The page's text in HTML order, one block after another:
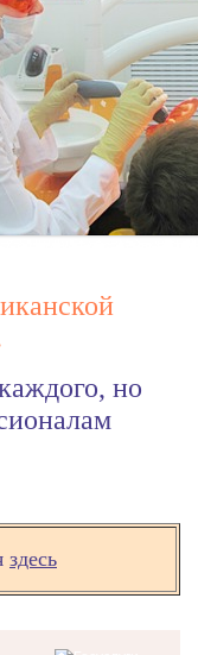
но
здесь